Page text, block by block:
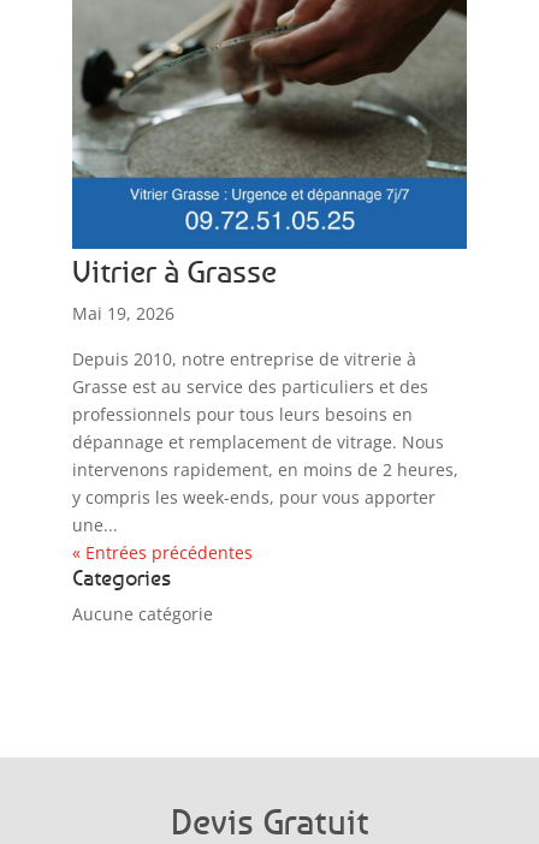
Vitrier à Grasse
Mai 19, 2026
Depuis 2010, notre entreprise de vitrerie à
Grasse est au service des particuliers et des
professionnels pour tous leurs besoins en
dépannage et remplacement de vitrage. Nous
intervenons rapidement, en moins de 2 heures,
y compris les week-ends, pour vous apporter
une...
« Entrées précédentes
Categories
Aucune catégorie
Devis Gratuit